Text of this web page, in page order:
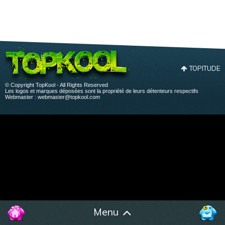
Menu
TOPITUDE
© Copyright TopKool - All Rights Reserved
Les logos et marques déposées sont la propriété de leurs détenteurs respectifs
Webmaster : webmaster@topkool.com